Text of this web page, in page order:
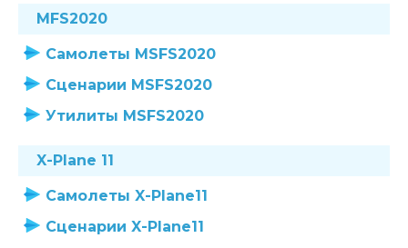
MFS2020
Самолеты MSFS2020
Сценарии MSFS2020
Утилиты MSFS2020
X-Plane 11
Самолеты X-Plane11
Сценарии X-Plane11